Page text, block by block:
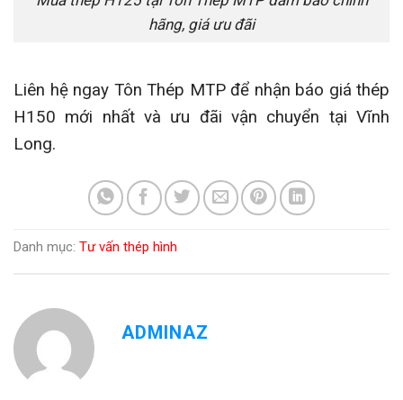
hãng, giá ưu đãi
Liên hệ ngay Tôn Thép MTP để nhận báo giá thép
H150 mới nhất và ưu đãi vận chuyển tại Vĩnh
Long.
Danh mục: Tư vấn thép hình
ADMINAZ